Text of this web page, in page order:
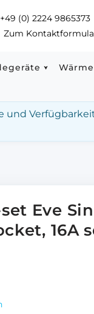
+49 (0) 2224 9865373
Zum
Wärme
Eve
16A